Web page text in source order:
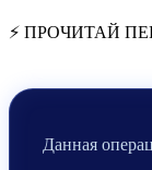
⚡ ПРОЧИТАЙ
Данная